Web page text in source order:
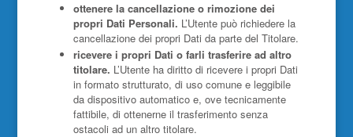
ottenere la cancellazione o rimozione dei
propri Dati Personali. L’Utente può richiedere la
cancellazione dei propri Dati da parte del Titolare.
ricevere i propri Dati o farli trasferire ad altro
titolare. L’Utente ha diritto di ricevere i propri Dati
in formato strutturato, di uso comune e leggibile
da dispositivo automatico e, ove tecnicamente
fattibile, di ottenerne il trasferimento senza
ostacoli ad un altro titolare.